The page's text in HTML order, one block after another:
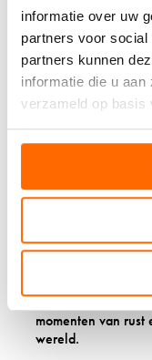
informatie over uw
partners voor
partners kunnen
informatie die u
verzameld op basis
8.
In onze
rust en stilte
zichzelf te komen.
meditatie-
Een digitale
helpen om offline
tekenmateriaal, of
momenten van
wereld.